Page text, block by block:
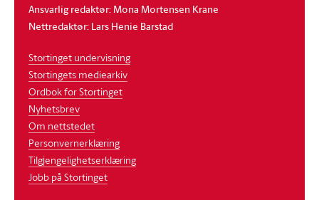
Ansvarlig redaktør: Mona Mortensen Krane
Nettredaktør: Lars Henie Barstad
Stortinget undervisning
Stortingets mediearkiv
Ordbok for Stortinget
Nyhetsbrev
Om nettstedet
Personvernerklæring
Tilgjengelighetserklæring
Jobb på Stortinget